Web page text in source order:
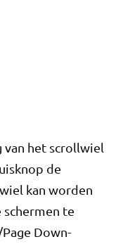
van het scrollwiel
de
kan worden
te
Down-